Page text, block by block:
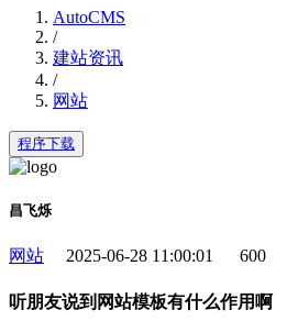
AutoCMS
/
建站资讯
/
网站
程序下载
昌飞烁
网站 2025-06-28 11:00:01 600
听朋友说到网站模板有什么作用啊